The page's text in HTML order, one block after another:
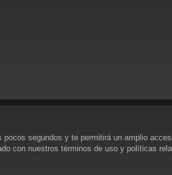
segundos y te permitirá un amplio
con nuestros términos de uso y políticas